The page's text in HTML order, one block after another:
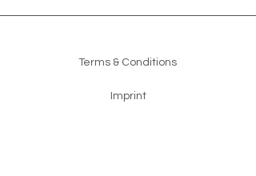
Terms & Conditions
Imprint